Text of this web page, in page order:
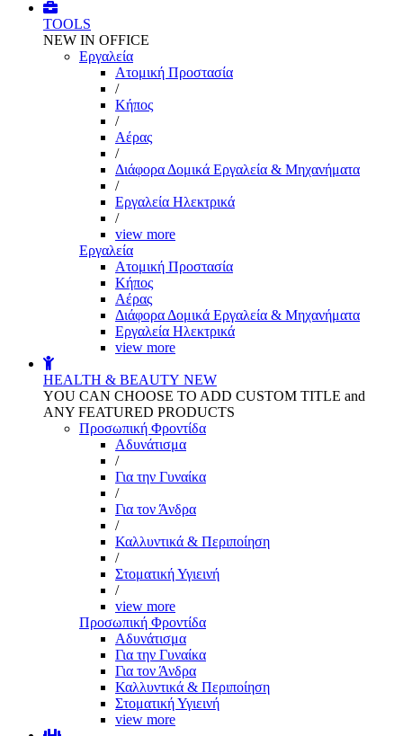
TOOLS
NEW IN OFFICE
Εργαλεία
Aτομική Προστασία
/
Kήπος
/
Αέρας
/
Διάφορα Δομικά Εργαλεία & Μηχανήματα
/
Εργαλεία Ηλεκτρικά
/
view more
Εργαλεία
Aτομική Προστασία
Kήπος
Αέρας
Διάφορα Δομικά Εργαλεία & Μηχανήματα
Εργαλεία Ηλεκτρικά
view more
HEALTH & BEAUTY NEW
YOU CAN CHOOSE TO ADD CUSTOM TITLE and
ANY FEATURED PRODUCTS
Προσωπική Φροντίδα
Αδυνάτισμα
/
Για την Γυναίκα
/
Για τον Άνδρα
/
Καλλυντικά & Περιποίηση
/
Στοματική Υγιεινή
/
view more
Προσωπική Φροντίδα
Αδυνάτισμα
Για την Γυναίκα
Για τον Άνδρα
Καλλυντικά & Περιποίηση
Στοματική Υγιεινή
view more